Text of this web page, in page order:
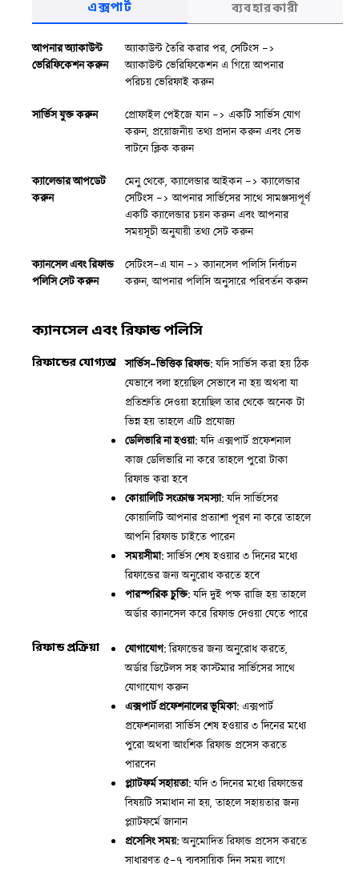
এক্সপার্ট ব্যবহারকারী
আপনার অ্যাকাউন্ট
ভেরিফিকেশন করুন
অ্যাকাউন্ট তৈরি করার পর, সেটিংস ->
অ্যাকাউন্ট ভেরিফিকেশন এ গিয়ে আপনার
পরিচয় ভেরিফাই করুন
সার্ভিস যুক্ত করুন
প্রোফাইল পেইজে যান -> একটি সার্ভিস যোগ
করুন, প্রয়োজনীয় তথ্য প্রদান করুন এবং সেভ
বাটনে ক্লিক করুন
ক্যালেন্ডার আপডেট
করুন
মেনু থেকে, ক্যালেন্ডার আইকন -> ক্যালেন্ডার
সেটিংস -> আপনার সার্ভিসের সাথে সামঞ্জস্যপূর্ণ
একটি ক্যালেন্ডার চয়ন করুন এবং আপনার
সময়সূচী অনুযায়ী তথ্য সেট করুন
ক্যানসেল এবং রিফান্ড
পলিসি সেট করুন
সেটিংস-এ যান -> ক্যানসেল পলিসি নির্বাচন
করুন, আপনার পলিসি অনুসারে পরিবর্তন করুন
ক্যানসেল এবং রিফান্ড পলিসি
রিফান্ডের যোগ্যতা সার্ভিস-ভিত্তিক রিফান্ড:যদি সার্ভিস করা হয় ঠিক
যেভাবে বলা হয়েছিল সেভাবে না হয় অথবা যা
প্রতিশ্রুতি দেওয়া হয়েছিল তার থেকে অনেক টা
ভিন্ন হয় তাহলে এটি প্রযোজ্য
ডেলিভারি না হওয়া:যদি এক্সপার্ট প্রফেশনাল
কাজ ডেলিভারি না করে তাহলে পুরো টাকা
রিফান্ড করা হবে
কোয়ালিটি সংক্রান্ত সমস্যা:যদি সার্ভিসের
কোয়ালিটি আপনার প্রত্যাশা পূরণ না করে তাহলে
আপনি রিফান্ড চাইতে পারেন
সময়সীমা:সার্ভিস শেষ হওয়ার ৩ দিনের মধ্যে
রিফান্ডের জন্য অনুরোধ করতে হবে
পারস্পরিক চুক্তি:যদি দুই পক্ষ রাজি হয় তাহলে
অর্ডার ক্যানসেল করে রিফান্ড দেওয়া যেতে পারে
রিফান্ড প্রক্রিয়া যোগাযোগ:রিফান্ডের জন্য অনুরোধ করতে,
অর্ডার ডিটেলস সহ কাস্টমার সার্ভিসের সাথে
যোগাযোগ করুন
এক্সপার্ট প্রফেশনালের ভূমিকা:এক্সপার্ট
প্রফেশনালরা সার্ভিস শেষ হওয়ার ৩ দিনের মধ্যে
পুরো অথবা আংশিক রিফান্ড প্রসেস করতে
পারবেন
প্ল্যাটফর্ম সহায়তা:যদি ৩ দিনের মধ্যে রিফান্ডের
বিষয়টি সমাধান না হয়, তাহলে সহায়তার জন্য
প্ল্যাটফর্মে জানান
প্রসেসিং সময়:অনুমোদিত রিফান্ড প্রসেস করতে
সাধারণত ৫-৭ ব্যবসায়িক দিন সময় লাগে